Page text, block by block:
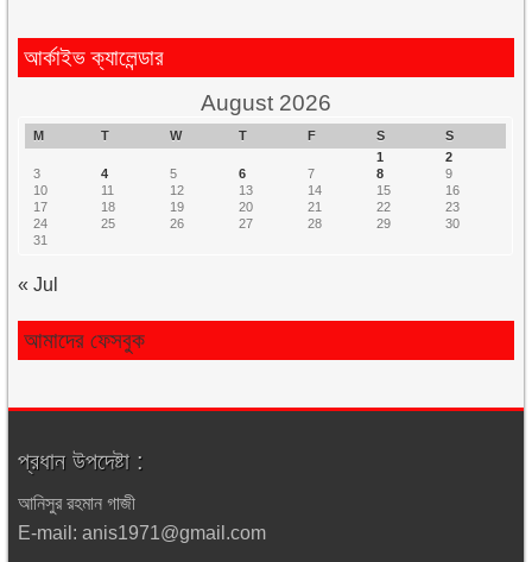
আর্কাইভ ক্যালেন্ডার
August 2026
M T W T F S
S
1
2
3
4 5 6 7 8
9
10
11 12 13 14 15
16
17
18 19 20 21 22
23
24
25 26 27 28 29
30
31
« Jul
আমাদের ফেসবুক
প্রধান উপদেষ্টা :
আনিসুর রহমান গাজী
E-mail: anis1971@gmail.com